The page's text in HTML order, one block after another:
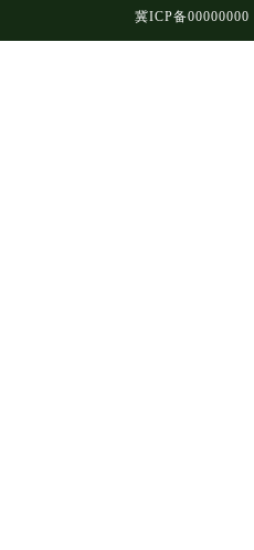
冀ICP备00000000